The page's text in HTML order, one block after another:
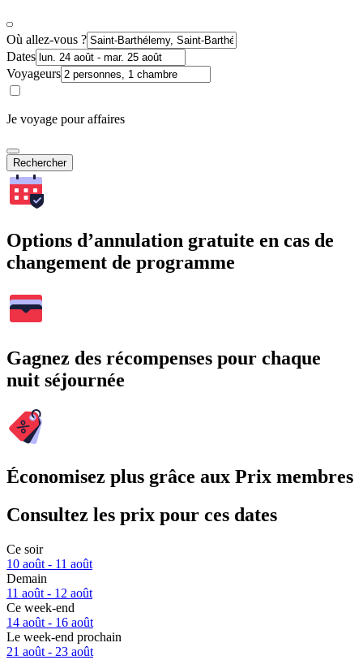
Où allez-vous ?
Dates
Voyageurs
Je voyage pour affaires
Rechercher
Options d’annulation gratuite en cas de
changement de programme
Gagnez des récompenses pour chaque
nuit séjournée
Économisez plus grâce aux Prix membres
Consultez les prix pour ces dates
Ce soir
10 août - 11 août
Demain
11 août - 12 août
Ce week-end
14 août - 16 août
Le week-end prochain
21 août - 23 août